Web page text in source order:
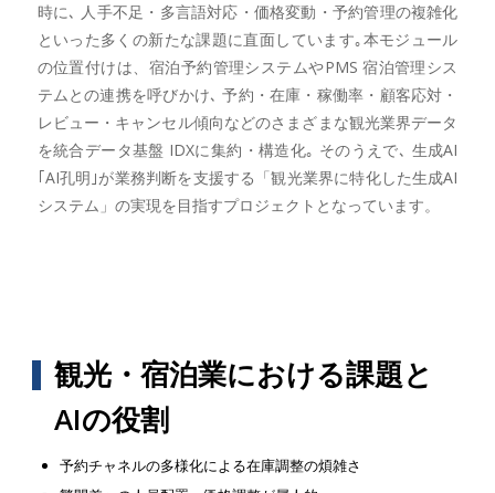
時に､ 人手不足・多言語対応・価格変動・予約管理の複雑化
といった多くの新たな課題に直面しています｡本モジュール
の位置付けは、宿泊予約管理システムやPMS 宿泊管理シス
テムとの連携を呼びかけ､ 予約・在庫・稼働率・顧客応対・
レビュー・キャンセル傾向などのさまざまな観光業界データ
を統合データ基盤 IDXに集約・構造化｡ そのうえで､ 生成AI
｢AI孔明｣が業務判断を支援する「観光業界に特化した生成AI
システム」の実現を目指すプロジェクトとなっています。
観光・宿泊業における課題と
AIの役割
予約チャネルの多様化による在庫調整の煩雑さ